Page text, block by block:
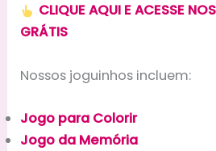
CLIQUE AQUI E ACESSE
GRÁTIS
Nossos joguinhos incluem:
Jogo para Colorir
Jogo da Memória